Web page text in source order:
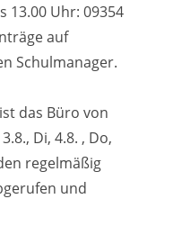
13.00 Uhr: 09354
auf
Schulmanager.
das Büro von
Di, 4.8. , Do,
regelmäßig
und